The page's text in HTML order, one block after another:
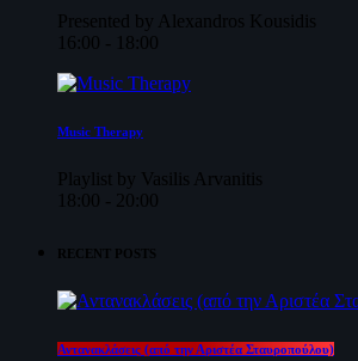
Presented by Alexandros Kousidis
16:00 - 18:00
Music Therapy
Playlist by Vasilis Arvanitis
18:00 - 20:00
RECENT POSTS
Αντανακλάσεις (από την Αριστέα Σταυροπούλου)